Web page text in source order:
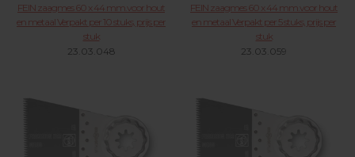
FEIN zaagmes 60 x 44 mm.voor hout
en metaal Verpakt per 10 stuks, prijs per
stuk
23.03.048
FEIN zaagmes 60 x 44 mm.voor hout
en metaal Verpakt per 5 stuks, prijs per
stuk
23.03.059